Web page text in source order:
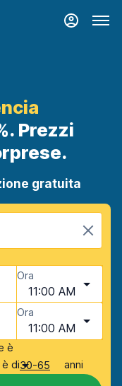
Prezzi
gratuita
Ora
11:00 AM
Ora
11:00 AM
è
di30-65 anni